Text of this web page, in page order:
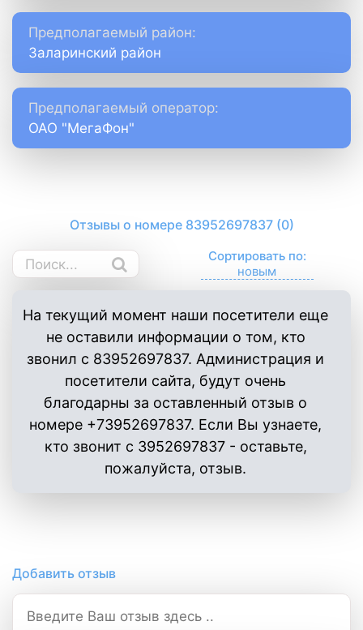
Предполагаемый район:
Заларинский район
Предполагаемый оператор:
ОАО "МегаФон"
Отзывы о номере 83952697837 (0)
Сортировать по:
На текущий момент наши посетители еще
не оставили информации о том, кто
звонил с 83952697837. Администрация и
посетители сайта, будут очень
благодарны за оставленный отзыв о
номере +73952697837. Если Вы узнаете,
кто звонит с 3952697837 - оставьте,
пожалуйста, отзыв.
Добавить отзыв